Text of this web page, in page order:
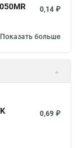
0,14 ₽
Показать больше
0,69 ₽